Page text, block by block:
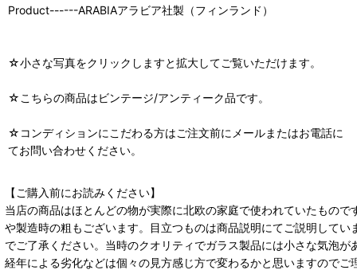
Product------ARABIAアラビア社製（フィンランド）
☆小さな写真をクリックしますと拡大してご覧いただけます。
☆こちらの商品はビンテージ/アンティーク品です。
☆コンディションにこだわる方はご注文前にメールまたはお電話に
てお問い合わせください。
【ご購入前にお読みください】
当店の商品はほとんどの物が実際に北欧の家庭で使われていたもの
や製造時の粗もございます。目立つものは商品説明にてご説明して
でご了承ください。当時のクオリティでガラス製品には小さな気泡が
経年による劣化などは個々の見方感じ方で変わるかと思いますのでご